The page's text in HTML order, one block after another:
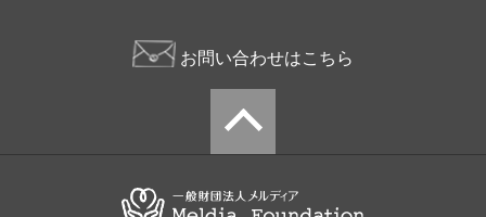
お問い合わせはこちら